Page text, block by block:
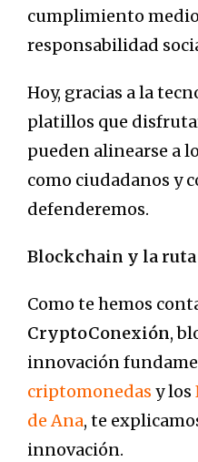
cumplimiento
responsabilidad
Hoy, gracias a la
platillos que
pueden alinearse a
como ciudadanos y
defenderemos.
Blockchain y la ruta
Como te hemos
CryptoConexión,
innovación
criptomonedas y los
de Ana, te
innovación.